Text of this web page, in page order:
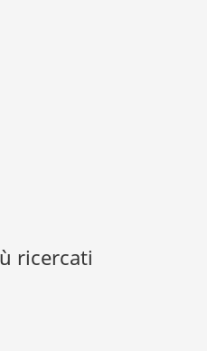
ricercati